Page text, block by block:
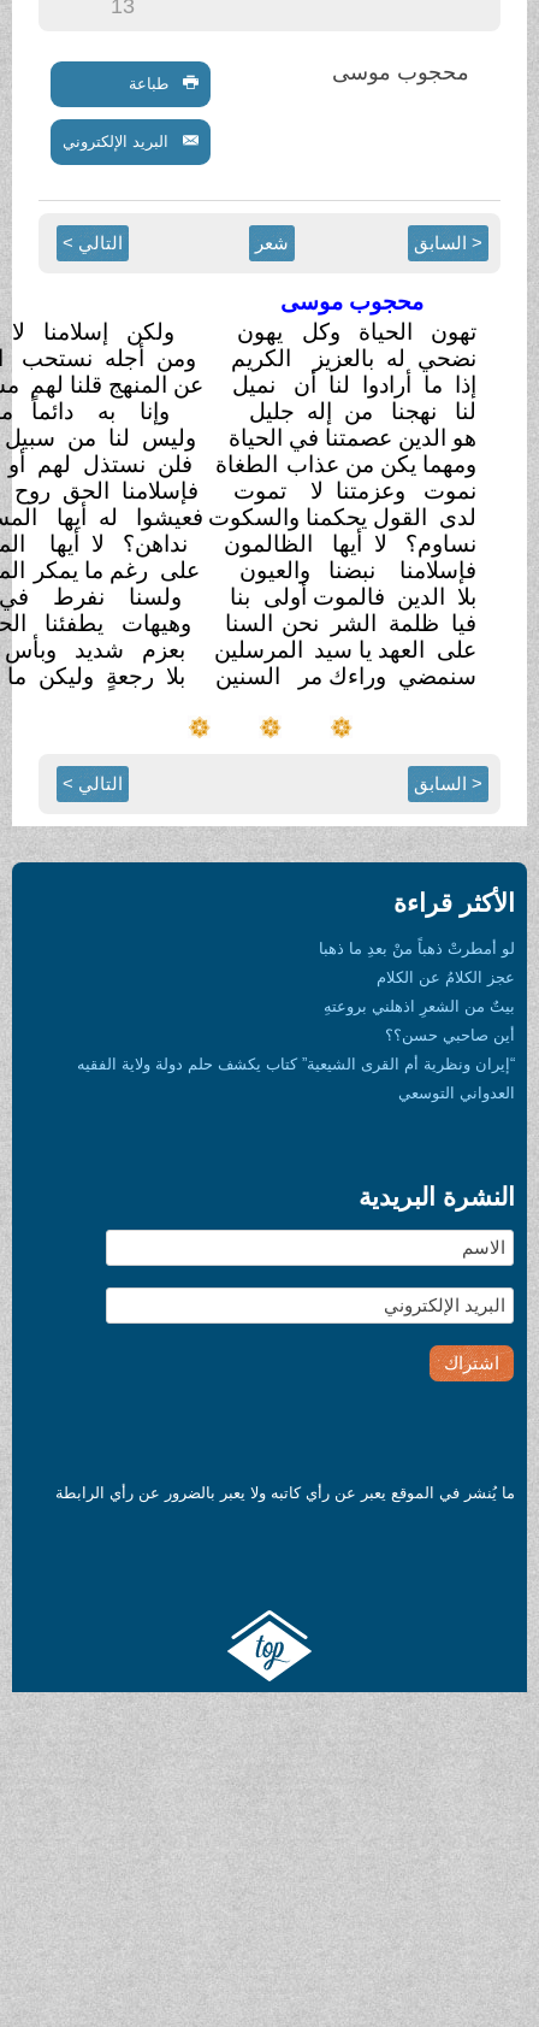
محجوب موسى طباعة
البريد الإلكتروني
السابق التالي >
محجوب موسى
تهون الحياة وكل
يهون
نضحي له بالعزيز الكريم
إذا ما أرادوا لنا أن نميل
لنا نهجنا من إله جليل
هو الدين عصمتنا في الحياة
ومهما يكن من عذاب الطغاة
نموت وعزمتنا لا تموت
لدى القول يحكمنا والسكوت
نساوم؟ لا أيها
الظالمون
فإسلامنا نبضنا والعيون
بلا الدين فالموت أولى بنا
فيا ظلمة الشر نحن
السنا
على العهد يا سيدالمرسلين
سنمضي وراءك مر السنين
ولكن إسلامنا لا يهون
ومن أجله نستحب المنون
عن المنهج قلنا لهممستحيل
وإنا به دائماً مؤمنون
وليس لنا من سبيلسواه
فلن نستذل لهم أو نهون
فإسلامنا الحق روح
وقوت
فعيشوا له أيها
المسلمون
نداهن؟ لا أيها
المارقون
على رغم ما يمكر الماكرون
ولسنا نفرط في
ديننا
وهيهات يطفئنا الحاقدون
بعزم شديد وبأسمتين
بلا رجعةٍ وليكن ما يكون
السابق التالي >
قراءة
ذهباً منْ بعدِ ما ذهبا
عن الكلام
الشعرِ اذهلني بروعتهِ
حسن؟؟
ونظرية أم القرى الشيعية” كتاب يكشف حلم دولة ولاية الفقيه
التوسعي
البريدية
في الموقع يعبر عن رأي كاتبه ولا يعبر بالضرور عن رأي الرابطة